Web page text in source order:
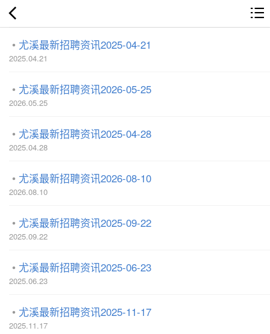
尤溪最新招聘资讯2025-04-21
2025.04.21
尤溪最新招聘资讯2026-05-25
2026.05.25
尤溪最新招聘资讯2025-04-28
2025.04.28
尤溪最新招聘资讯2026-08-10
2026.08.10
尤溪最新招聘资讯2025-09-22
2025.09.22
尤溪最新招聘资讯2025-06-23
2025.06.23
尤溪最新招聘资讯2025-11-17
2025.11.17